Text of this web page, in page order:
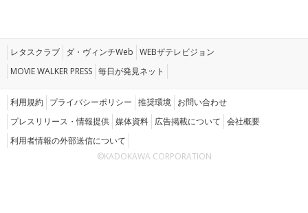
レタスクラブ ダ・ヴィンチWeb WEBザテレビジョン
MOVIE WALKER PRESS 毎日が発見ネット
利用規約 プライバシーポリシー 推奨環境 お問い合わせ
プレスリリース・情報提供 媒体資料 広告掲載について 会社概要
利用者情報の外部送信について
©KADOKAWA CORPORATION